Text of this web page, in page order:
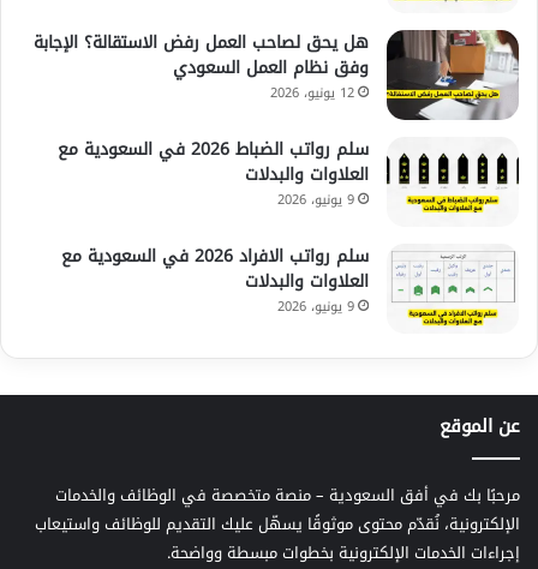
هل يحق لصاحب العمل رفض الاستقالة؟ الإجابة
وفق نظام العمل السعودي
12 يونيو، 2026
سلم رواتب الضباط 2026 في السعودية مع
العلاوات والبدلات
9 يونيو، 2026
سلم رواتب الافراد 2026 في السعودية مع
العلاوات والبدلات
9 يونيو، 2026
عن الموقع
مرحبًا بك في أفق السعودية – منصة متخصصة في الوظائف والخدمات
الإلكترونية، نُقدّم محتوى موثوقًا يسهّل عليك التقديم للوظائف واستيعاب
إجراءات الخدمات الإلكترونية بخطوات مبسطة وواضحة.